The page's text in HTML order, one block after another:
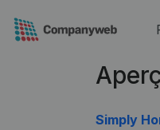
Simply